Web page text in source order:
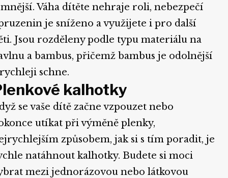
Váha dítěte nehraje roli, nebezpečí
je sníženo a využijete i pro další
Jsou rozděleny podle typu materiálu na
a bambus, přičemž bambus je odolnější
schne.
kalhotky
se vaše dítě začne vzpouzet nebo
utíkat při výměně plenky,
způsobem, jak si s tím poradit, je
natáhnout kalhotky. Budete si moci
mezi jednorázovou nebo látkovou